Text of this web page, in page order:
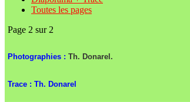
Toutes les pages
Page 2 sur 2
Photographies : Th. Donarel.
Trace : Th. Donarel